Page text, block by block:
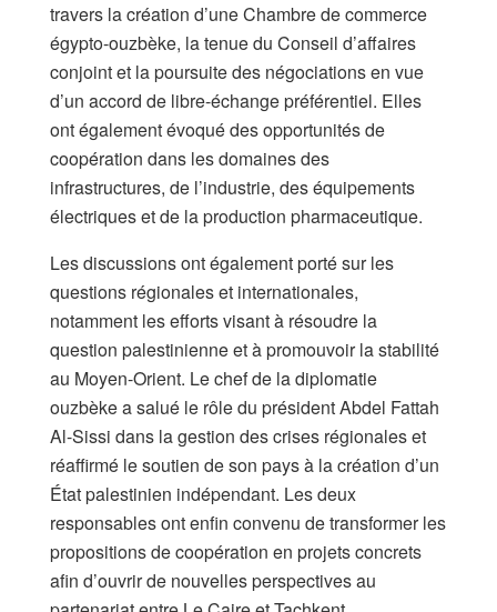
travers la création d’une Chambre de commerce
égypto-ouzbèke, la tenue du Conseil d’affaires
conjoint et la poursuite des négociations en vue
d’un accord de libre-échange préférentiel. Elles
ont également évoqué des opportunités de
coopération dans les domaines des
infrastructures, de l’industrie, des équipements
électriques et de la production pharmaceutique.
Les discussions ont également porté sur les
questions régionales et internationales,
notamment les efforts visant à résoudre la
question palestinienne et à promouvoir la stabilité
au Moyen-Orient. Le chef de la diplomatie
ouzbèke a salué le rôle du président Abdel Fattah
Al-Sissi dans la gestion des crises régionales et
réaffirmé le soutien de son pays à la création d’un
État palestinien indépendant. Les deux
responsables ont enfin convenu de transformer les
propositions de coopération en projets concrets
afin d’ouvrir de nouvelles perspectives au